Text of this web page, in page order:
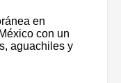
en
con un
aguachiles y